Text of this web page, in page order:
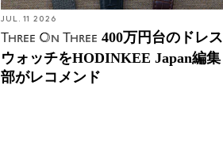
JUL. 11 2026
Three On Three 400万円台のドレス
ウォッチをHODINKEE Japan編集
部がレコメンド